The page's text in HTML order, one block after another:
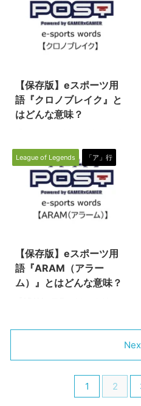
会を示す専門用語です。大会の仕
組みが理解できれば、より観戦を
楽しむことができますよ！ WCS
とは WCS（ダブリューシーエ
ピオンシップ）】のことで、年に
2度開催される、League of
Legendsの世界大会のうちの一つ
となります。 年に一度、シーズ
【保存版】eスポーツ用
語『クロノブレイク』と
はどんな意味？
ある『リーグオブレジェンド
（League of Legends／通称
LoL）』で使われる専門用語で
す。 クロノブレイク クロノブレ
イクとは、試合中に不具合やバグ
が発生した際に、試合の進行を一
ことです。 クロノブレイクとい
う名前だけ聞くと非常にカッコい
いですよね。ミズノから発売され
ている陸上のシューズにもこの名
League of Legends 「ア」行
【保存版】eスポーツ用
語『ARAM（アラー
ム）』とはどんな意味？
す。 ARAM LoLをやっている
と、友達から「アラームをやろ
う！」といわれて疑問に思った方
も多いのではないでしょうか。ま
1 2